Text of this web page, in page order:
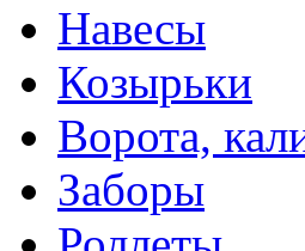
Навесы
Козырьки
Ворота,
Заборы